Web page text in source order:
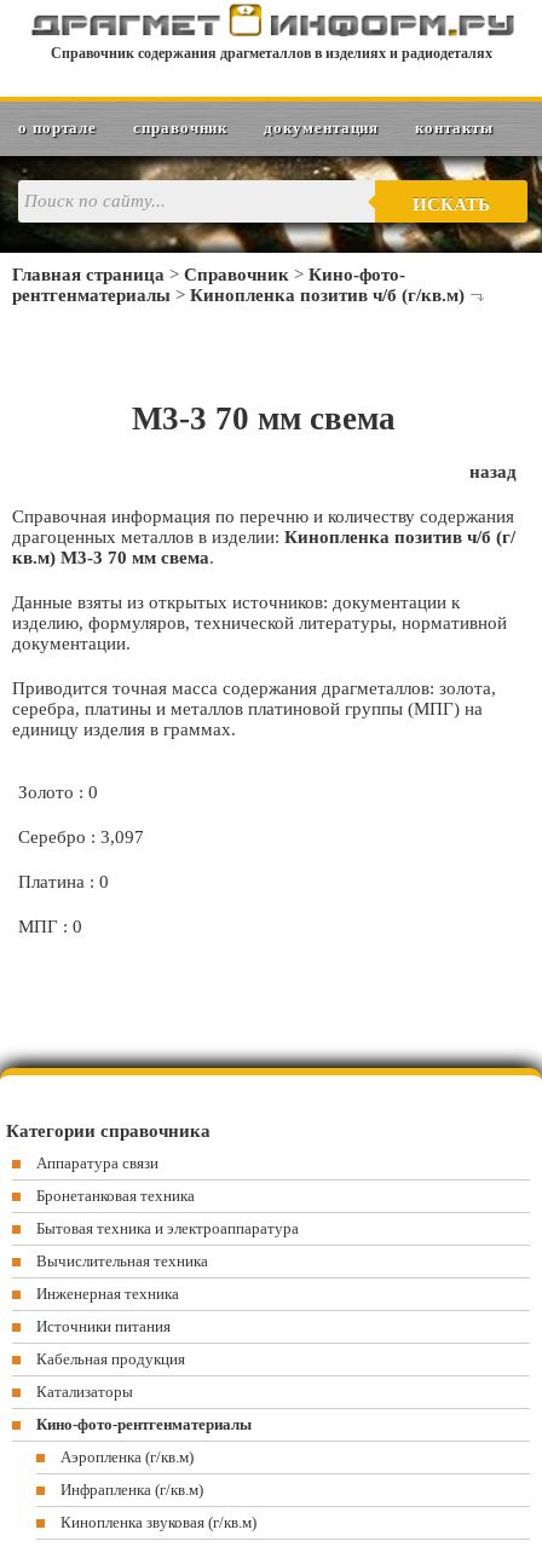
Справочник содержания драгметаллов в изделиях и радиодеталях
о портале справочник документация контакты
ИСКАТЬ
Главная страница > Справочник > Кино-фото-
рентгенматериалы > Кинопленка позитив ч/б (г/кв.м)
М3-3 70 мм свема
назад
Справочная информация по перечню и количеству содержания
драгоценных металлов в изделии: Кинопленка позитив ч/б (г/
кв.м) М3-3 70 мм свема.
Данные взяты из открытых источников: документации к
изделию, формуляров, технической литературы, нормативной
документации.
Приводится точная масса содержания драгметаллов: золота,
серебра, платины и металлов платиновой группы (МПГ) на
единицу изделия в граммах.
Золото : 0
Серебро : 3,097
Платина : 0
МПГ : 0
Категории справочника
Аппаратура связи
Бронетанковая техника
Бытовая техника и электроаппаратура
Вычислительная техника
Инженерная техника
Источники питания
Кабельная продукция
Катализаторы
Кино-фото-рентгенматериалы
Аэропленка (г/кв.м)
Инфрапленка (г/кв.м)
Кинопленка звуковая (г/кв.м)